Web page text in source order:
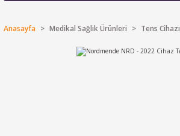
Anasayfa Medikal Sağlık Ürünleri Tens Cihazı